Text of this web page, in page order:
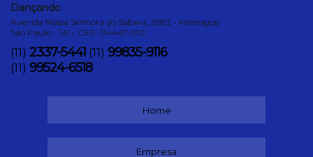
Dançando
Avenida Nossa Senhora do Sabará, 2982 - Interlagos
São Paulo - SP - CEP: 04447-010
(11) 2337-5441 (11) 99835-9116
(11) 99524-6518
Home
Empresa